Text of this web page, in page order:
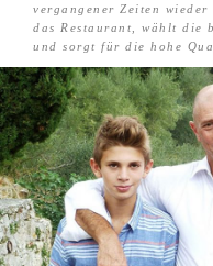
vergangener Zeiten
das Restaurant, wählt die
und sorgt für die hohe